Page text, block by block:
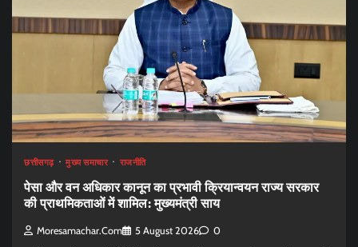
छत्तीसगढ़ मुख्य समाचार राजनीति
पेसा और वन अधिकार कानून का प्रभावी क्रियान्वयन राज्य सरकार
की प्राथमिकताओं में शामिल: मुख्यमंत्री साय
Moresamachar.com 5 August 2026 0